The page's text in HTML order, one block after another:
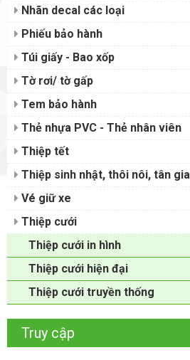
Nhãn decal các loại
Phiếu bảo hành
Túi giấy - Bao xốp
Tờ rơi/ tờ gấp
Tem bảo hành
Thẻ nhựa PVC - Thẻ nhân viên
Thiệp tết
Thiệp sinh nhật, thôi nôi, tân gia
Vé giữ xe
Thiệp cưới
Thiệp cưới in hình
Thiệp cưới hiện đại
Thiệp cưới truyền thống
Truy cập